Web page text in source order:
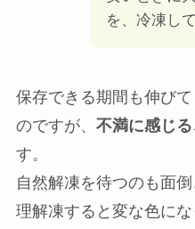
を、冷凍し
保存できる期間も伸び
のですが、 不満に感じ
す。
自然解凍を待つのも面
理解凍すると変な色にな